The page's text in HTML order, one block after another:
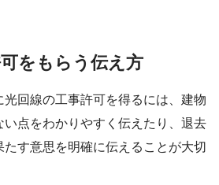
をもらう伝え方
回線の工事許可を得るには、建物
点をわかりやすく伝えたり、退去
す意思を明確に伝えることが大切